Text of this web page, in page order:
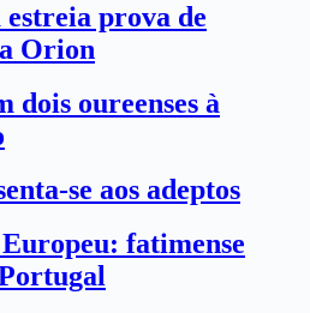
estreia prova de
Orion
dois oureenses à
se aos adeptos
fatimense